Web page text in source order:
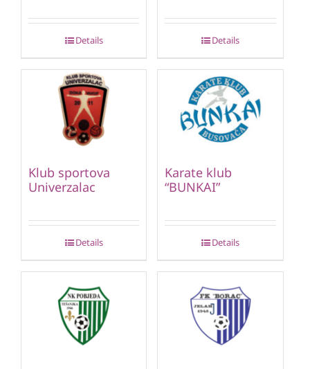
Details Details
Klub sportova
Univerzalac
Details
Karate klub
“BUNKAI”
Details